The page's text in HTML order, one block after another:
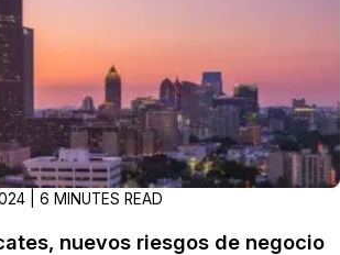
| 6 MINUTES READ
nuevos riesgos de negocio